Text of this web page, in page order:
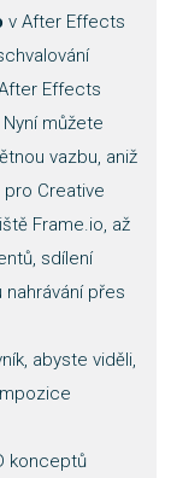
v After Effects
Effects
Nyní můžete
vazbu, aniž
Creative
Frame.io, až
sdílení
přes
abyste viděli,
konceptů